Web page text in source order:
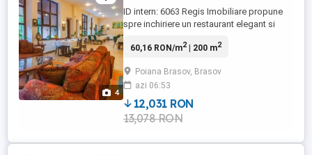
4
ID intern: 6063 Regis Imobiliare propune
spre inchiriere un restaurant elegant si
mai cautate si profitabile destinatii
Brasov. Aceasta proprietate reprezinta o
oportunitate excelenta pentru cei care
doresc sa dezvolte sau ...
60,16 RON/m2| 200 m2
Poiana Brasov, Brasov
azi 06:53
12,031 RON
13,078 RON